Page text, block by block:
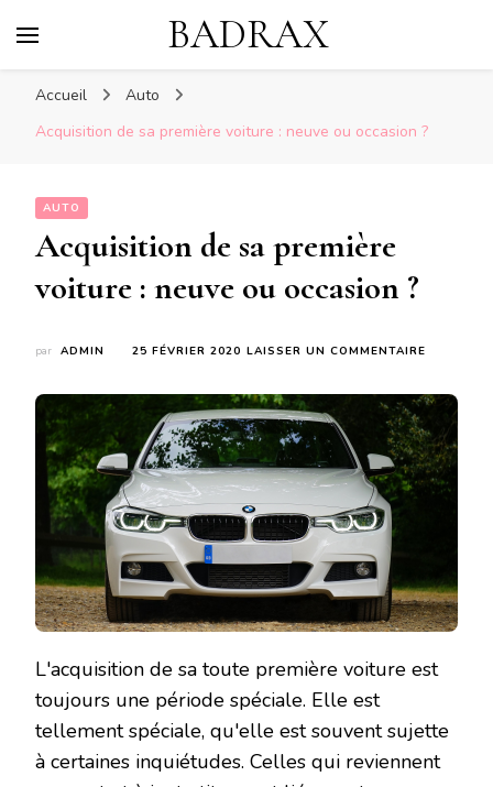
BADRAX
Accueil
Auto
Acquisition de sa première voiture : neuve ou occasion ?
AUTO
Acquisition de sa première
voiture : neuve ou occasion ?
par ADMIN 25 FÉVRIER 2020 LAISSER UN COMMENTAIRE
SA
PREMIÈRE
VOITURE
:
NEUVE
L'acquisition de sa toute première voiture est
toujours une période spéciale. Elle est
tellement spéciale, qu'elle est souvent sujette
à certaines inquiétudes. Celles qui reviennent